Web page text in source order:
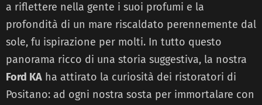
a riflettere nella gente i suoi profumi e la
profondità di un mare riscaldato perennemente dal
sole, fu ispirazione per molti. In tutto questo
panorama ricco di una storia suggestiva, la nostra
Ford KA ha attirato la curiosità dei ristoratori di
Positano: ad ogni nostra sosta per immortalare con